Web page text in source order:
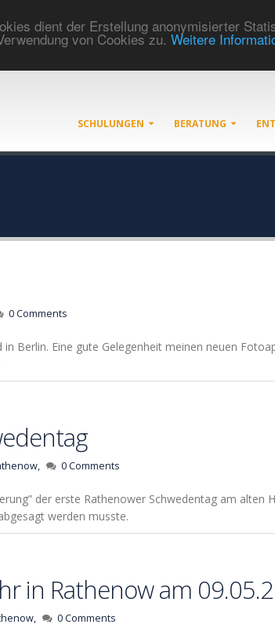
dient der Erstellung anonymisierter
von Cookies zu. Weitere
SCHULUNGEN BERATUNG
0 Comments
Berlin. Eine gute Gelegenheit meinen neuen
0 Comments
der erste Rathenower Schwedentag am alten
werden musste.
in Rathenow am
0 Comments